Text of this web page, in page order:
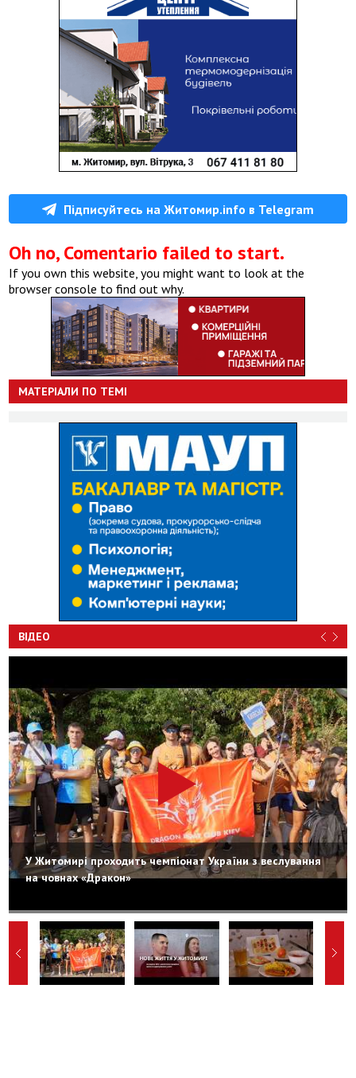
Підписуйтесь на Житомир.info в Telegram
Oh no, Comentario failed to start.
If you own this website, you might want to look at the
browser console to find out why.
МАТЕРІАЛИ ПО ТЕМІ
ВІДЕО
У Житомирі проходить чемпіонат України з веслування
на човнах «Дракон»